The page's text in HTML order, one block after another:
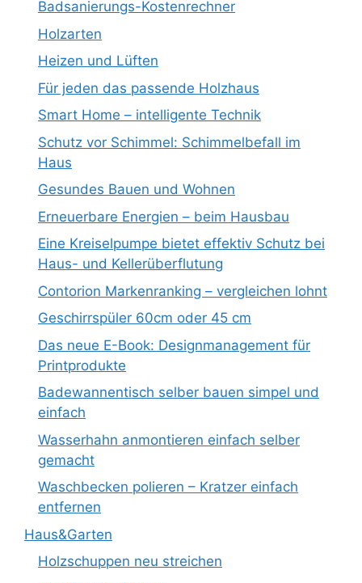
Badsanierungs-Kostenrechner
Holzarten
Heizen und Lüften
Für jeden das passende Holzhaus
Smart Home – intelligente Technik
Schutz vor Schimmel: Schimmelbefall im
Haus
Gesundes Bauen und Wohnen
Erneuerbare Energien – beim Hausbau
Eine Kreiselpumpe bietet effektiv Schutz bei
Haus- und Kellerüberflutung
Contorion Markenranking – vergleichen lohnt
Geschirrspüler 60cm oder 45 cm
Das neue E-Book: Designmanagement für
Printprodukte
Badewannentisch selber bauen simpel und
einfach
Wasserhahn anmontieren einfach selber
gemacht
Waschbecken polieren – Kratzer einfach
entfernen
Haus&Garten
Holzschuppen neu streichen